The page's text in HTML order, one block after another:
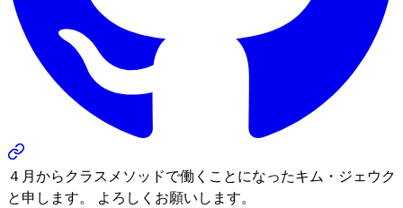
４月からクラスメソッドで働くことになったキム・ジェウク
と申します。 よろしくお願いします。